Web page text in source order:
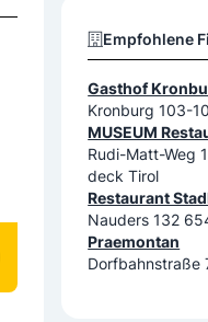
Empfohlene
Gasthof
Kronburg 103-
MUSEUM
Rudi-Matt-Weg
deck Tirol
Restaurant
Nauders 132
Praemontan
Dorfbahnstraße